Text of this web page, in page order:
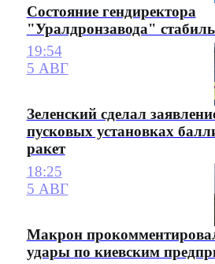
Состояние гендиректора
"Уралдронзавода"
19:54
5 АВГ
Зеленский сделал
пусковых установках
ракет
18:25
5 АВГ
Макрон
удары по киевским